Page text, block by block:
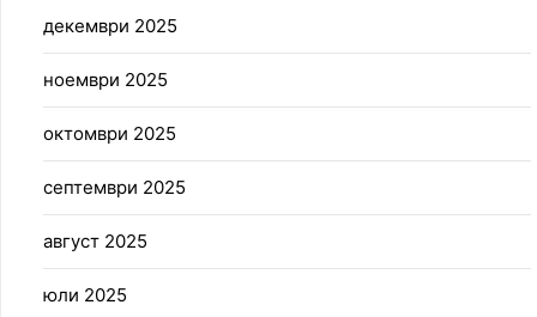
декември 2025
ноември 2025
октомври 2025
септември 2025
август 2025
юли 2025